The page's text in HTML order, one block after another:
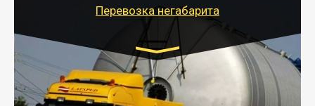
Перевозка негабарита
Цена за км. Рассчитывается
индивидуально